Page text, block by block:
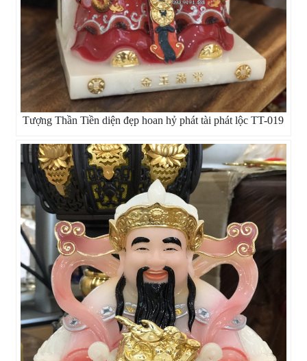
Tượng Thần Tiền diện đẹp hoan hỷ phát tài phát lộc TT-019